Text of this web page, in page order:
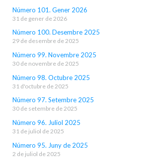
Número 101. Gener 2026
31 de gener de 2026
Número 100. Desembre 2025
29 de desembre de 2025
Número 99. Novembre 2025
30 de novembre de 2025
Número 98. Octubre 2025
31 d'octubre de 2025
Número 97. Setembre 2025
30 de setembre de 2025
Número 96. Juliol 2025
31 de juliol de 2025
Número 95. Juny de 2025
2 de juliol de 2025